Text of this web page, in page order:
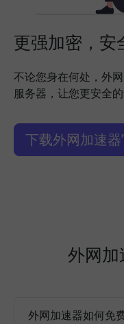
更强加密，安
不论您身在何处，外
服务器，让您更安全的
下载外网加速
外网
外网加速器如何免